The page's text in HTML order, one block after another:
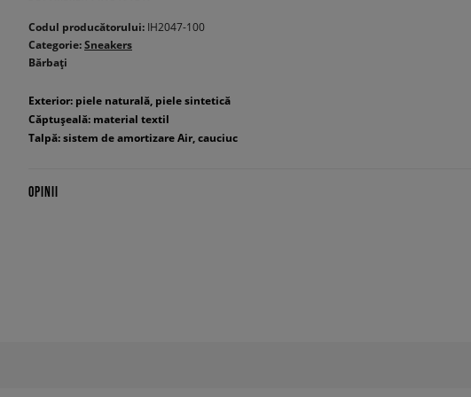
Codul producătorului: IH2047-100
Categorie:Sneakers
Bărbați
Exterior: piele naturală, piele sintetică
Căptușeală: material textil
Talpă: sistem de amortizare Air, cauciuc
OPINII